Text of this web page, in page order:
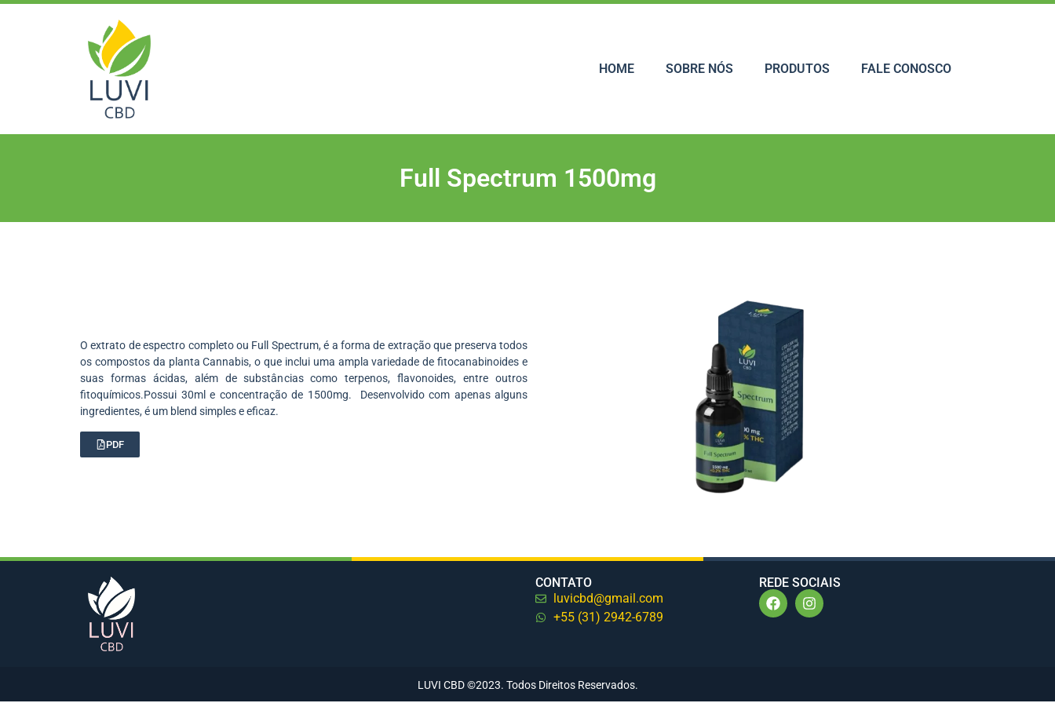
HOME SOBRE NÓS PRODUTOS FALE CONOSCO
Full Spectrum 1500mg
O extrato de espectro completo ou Full Spectrum, é a forma de extração que preserva todos
os compostos da planta Cannabis, o que inclui uma ampla variedade de fitocanabinoides e
suas formas ácidas, além de substâncias como terpenos, flavonoides, entre outros
fitoquímicos.Possui 30ml e concentração de 1500mg. Desenvolvido com apenas alguns
ingredientes, é um blend simples e eficaz.
PDF
CONTATO
luvicbd@gmail.com
+55 (31) 2942-6789
REDE SOCIAIS
LUVI CBD ©2023. Todos Direitos Reservados.